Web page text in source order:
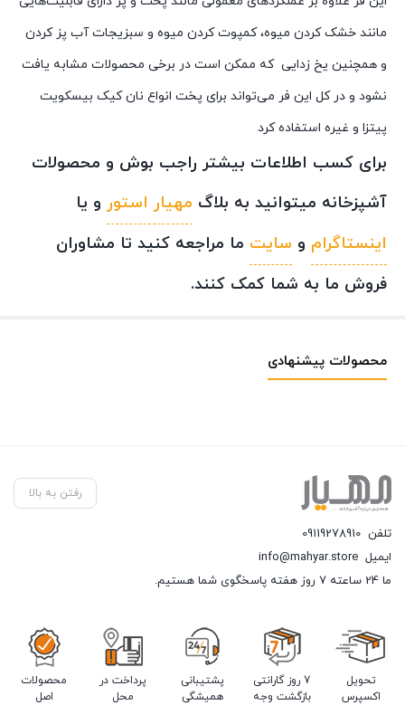
مانند خشک کردن میوه، کمپوت کردن میوه و سبزیجات آب پز کردن
و همچنین یخ زدایی که ممکن است در برخی محصولات مشابه یافت
نشود و در کل این فر می‌تواند برای پخت انواع نان کیک بیسکویت
پیتزا و غیره استفاده کرد
برای کسب اطلاعات بیشتر راجب بوش و محصولات
آشپزخانه میتوانید به بلاگ مهیار استور و یا
اینستاگرام و سایت ما مراجعه کنید تا مشاوران
فروش ما به شما کمک کنند.
محصولات پیشنهادی
رفتن به بالا
تلفن 09119278910
ایمیل info@mahyar.store
ما 24 ساعته 7 روز هفته پاسخگوی شما هستیم.
تحویل
اکسپرس
7 روز گارانتی
بازگشت وجه
پشتیبانی
همیشگی
پرداخت در
محل
محصولات
اصل